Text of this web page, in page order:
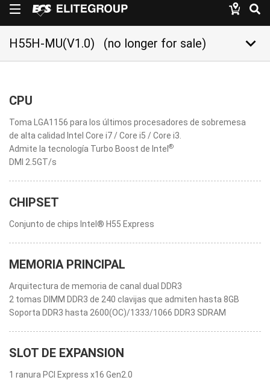
H55H-MU(V1.0) (no longer for sale) keyboard_arrow_down
CPU
Toma LGA1156 para los últimos procesadores de sobremesa
de alta calidad Intel Core i7 / Core i5 / Core i3.
Admite la tecnología Turbo Boost de Intel ®
DMI 2.5GT/s
CHIPSET
Conjunto de chips Intel® H55 Express
MEMORIA PRINCIPAL
Arquitectura de memoria de canal dual DDR3
2 tomas DIMM DDR3 de 240 clavijas que admiten hasta 8GB
Soporta DDR3 hasta 2600(OC)/1333/1066 DDR3 SDRAM
SLOT DE EXPANSION
1 ranura PCI Express x16 Gen2.0